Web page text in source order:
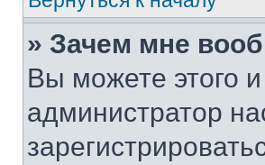
» Зачем мне
Вы можете этого и
администратор